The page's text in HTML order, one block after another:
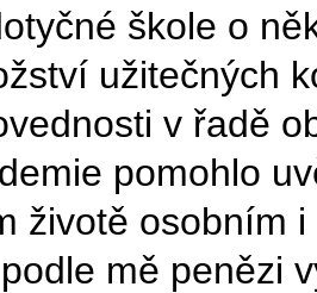
škole o
užitečných
v řadě
pomohlo
životě osobním
mě penězi